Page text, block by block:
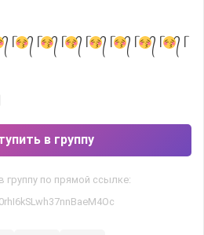
᭄ ᥬ ᭄ ᥬ ᭄ ᥬ ᭄ ᥬ ᭄ ᥬ ᭄ ᥬ ᭄ ᥬ
᭄ ᥬ
в группу
группу по прямой ссылке: